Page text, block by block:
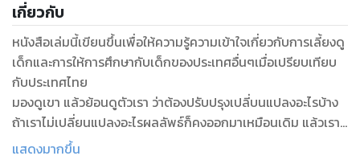
เกี่ยวกับ
หนังสือเล่มนี้เขียนขึ้นเพื่อให้ความรู้ความเข้าใจเกี่ยวกับการเลี้ยงดู
เด็กและการให้การศึกษากับเด็กของประเทศอื่นๆเมื่อเปรียบเทียบ
กับประเทศไทย
มองดูเขา แล้วย้อนดูตัวเรา ว่าต้องปรับปรุงเปลี่บนแปลงอะไรบ้าง
ถ้าเราไม่เปลี่ยนแปลงอะไรผลลัพธ์ก็คงออกมาเหมือนเดิม แล้วเรา
อยากจะให้ลูกหลานของเราเป็นอย่างไรในอนาคต ลองอ่านหนังสือ
แสดงมากขึ้น